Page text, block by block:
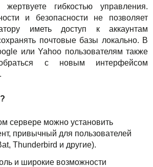
гибкостью управления.
и безопасности не позволяет
иметь доступ к аккаунтам
почтовые базы локально. В
или Yahoo пользователям также
с новым интерфейсом
сервере можно установить
привычный для пользователей
Thunderbird и другие).
и широкие возможности